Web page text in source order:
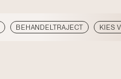
BEHANDELTRAJECT KIES